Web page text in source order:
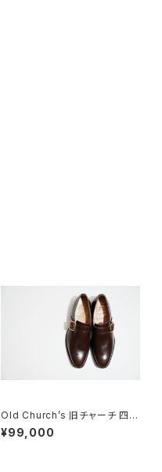
Old Church’s 旧チャーチ 四都
市 ASTON シングルモンク 85
F
¥99,000